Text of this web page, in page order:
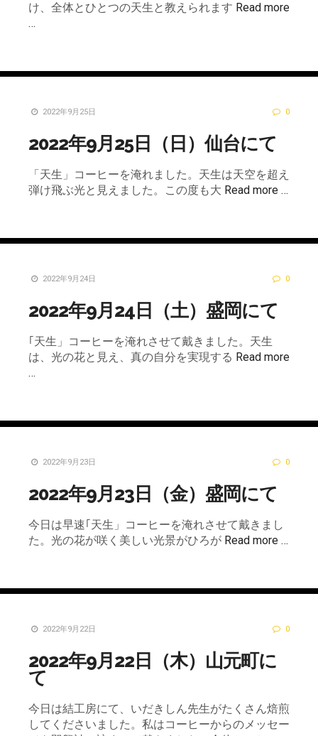
け、全体とひとつの天生と教えられます Read more
…
2022年9月25日 0
2022年9月25日（日）仙台にて
「天生」コーヒーを淹れました。天生は天空を超え
弾け飛ぶ光と見えました。この度も大 Read more …
2022年9月24日 0
2022年9月24日（土）盛岡にて
｢天生」コーヒーを淹れさせて戴きました。天生
は、光の花と見え、真の自分を実現する Read more
…
2022年9月23日 0
2022年9月23日（金）盛岡にて
今日は早速｢天生」コーヒーを淹れさせて戴きまし
た。光の花が咲く美しい光景がひろが Read more …
2022年9月22日 0
2022年9月22日（木）山元町に
て
今日は結工房にて、いだきしん先生がたくさん焙煎
してくださいました。私はコーヒーからのメッセー